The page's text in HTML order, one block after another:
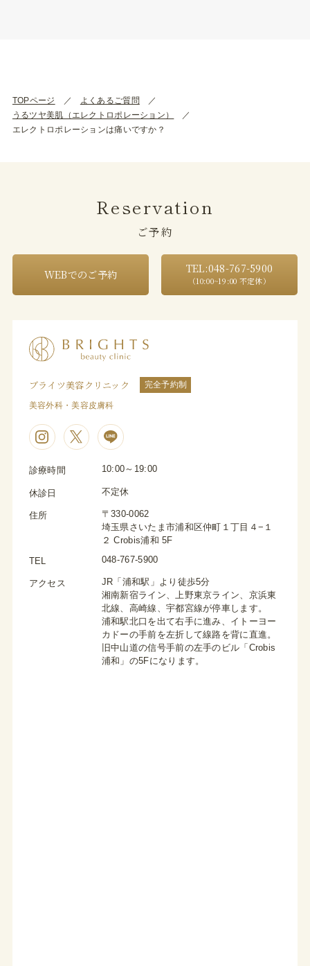
TOPページ
よくあるご質問
うるツヤ美肌（エレクトロポレーション）
エレクトロポレーションは痛いですか？
Reservation
ご予約
WEBでのご予約 TEL:048-767-5900
（10:00~19:00 不定休）
ブライツ美容クリニック 完全予約制
美容外科・美容皮膚科
診療時間 10:00～19:00
休診日 不定休
住所
〒330-0062
埼玉県さいたま市浦和区仲町１丁目４−１
２ Crobis浦和 5F
TEL 048-767-5900
アクセス
JR「浦和駅」より徒歩5分
湘南新宿ライン、上野東京ライン、京浜東
北線、高崎線、宇都宮線が停車します。
浦和駅北口を出て右手に進み、イトーヨー
カドーの手前を左折して線路を背に直進。
旧中山道の信号手前の左手のビル「Crobis
浦和」の5Fになります。